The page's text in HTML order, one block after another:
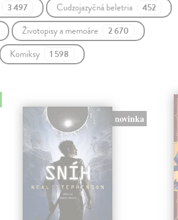
3 497 Cudzojazyčná beletria 452
Životopisy a memoáre 2 670
Komiksy 1 598
novinka